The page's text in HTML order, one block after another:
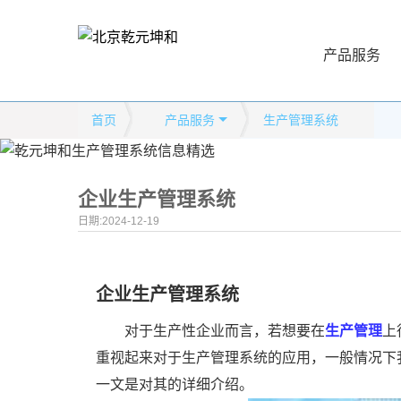
产品服务
首页 产品服务 生产管理系统
企业生产管理系统
日期:2024-12-19
企业生产管理系统
对于生产性企业而言，若想要在生产管理
重视起来对于生产管理系统的应用，一般情况
一文是对其的详细介绍。